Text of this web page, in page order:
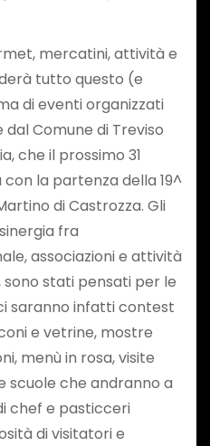
mercatini, attività e
tutto questo (e
di eventi organizzati
Comune di Treviso
che il prossimo 31
la partenza della 19^
di Castrozza. Gli
fra
associazioni e attività
stati pensati per le
saranno infatti contest
e vetrine, mostre
menù in rosa, visite
scuole che andranno a
chef e pasticceri
di visitatori e